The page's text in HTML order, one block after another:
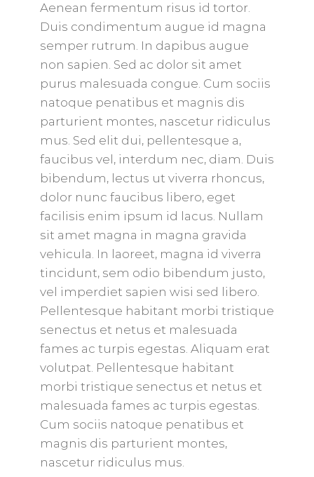
Aenean fermentum risus id tortor.
Duis condimentum augue id magna
semper rutrum. In dapibus augue
non sapien. Sed ac dolor sit amet
purus malesuada congue. Cum sociis
natoque penatibus et magnis dis
parturient montes, nascetur ridiculus
mus. Sed elit dui, pellentesque a,
faucibus vel, interdum nec, diam. Duis
bibendum, lectus ut viverra rhoncus,
dolor nunc faucibus libero, eget
facilisis enim ipsum id lacus. Nullam
sit amet magna in magna gravida
vehicula. In laoreet, magna id viverra
tincidunt, sem odio bibendum justo,
vel imperdiet sapien wisi sed libero.
Pellentesque habitant morbi tristique
senectus et netus et malesuada
fames ac turpis egestas. Aliquam erat
volutpat. Pellentesque habitant
morbi tristique senectus et netus et
malesuada fames ac turpis egestas.
Cum sociis natoque penatibus et
magnis dis parturient montes,
nascetur ridiculus mus.